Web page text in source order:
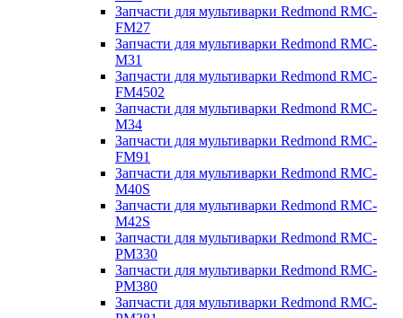
Запчасти для мультиварки Redmond RMC-
FM27
Запчасти для мультиварки Redmond RMC-
M31
Запчасти для мультиварки Redmond RMC-
FM4502
Запчасти для мультиварки Redmond RMC-
M34
Запчасти для мультиварки Redmond RMC-
FM91
Запчасти для мультиварки Redmond RMC-
M40S
Запчасти для мультиварки Redmond RMC-
M42S
Запчасти для мультиварки Redmond RMC-
PM330
Запчасти для мультиварки Redmond RMC-
PM380
Запчасти для мультиварки Redmond RMC-